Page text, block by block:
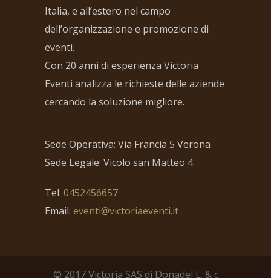
Italia, e all’estero nel campo
dell’organizzazione e promozione di
eventi.
Con 20 anni di esperienza Victoria
Eventi analizza le richieste delle aziende
cercando la soluzione migliore.
Sede Operativa: Via Francia 5 Verona
Sede Legale: Vicolo san Matteo 4
Tel: 0452456657
Email: eventi@victoriaeventi.it
© 2017 Victoria SAS di Donadel L. & c